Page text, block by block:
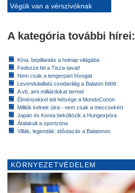
Végük van a vérszívóknak
A kategória további hírei:
Kína: bepillantás a holnap világába
Fedezze fel a Tisza-tavat!
Nem csak a tengerpart hívogat
Levendulaillatú csodavilág a Balaton fölött
A vb, ami milliárdokat termel
Élményekkel teli hétvége a MondoConon
Milliók kelnek útra - nem csak a meccsekért
Japán és Korea beköltözik a Hungexpóra
Átalakult a sportzóna
Villák, legendák: időutazás a Balatonon
KÖRNYEZETVÉDELEM